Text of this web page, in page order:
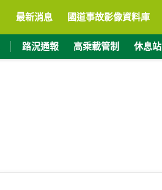
最新消息 國道事故影像資料庫
路況通報 高乘載管制 休息站